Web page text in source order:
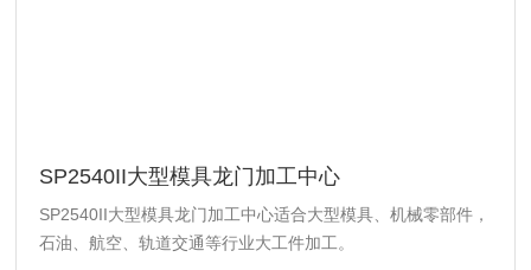
SP2540II大型模具龙门加工中心
SP2540II大型模具龙门加工中心适合大型模具、机械零部件，
石油、航空、轨道交通等行业大工件加工。